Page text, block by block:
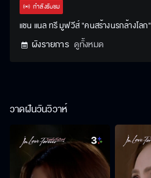
กำลังรับชม
แชน แนล ทรี มูฟวีส์ "คนสร้างนรกล้างโลก"
ผังรายการ ดูทั้งหมด
วาดฝันวันวิวาห์